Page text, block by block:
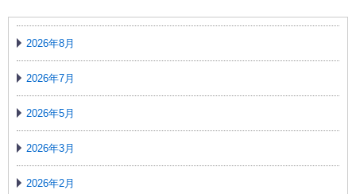
2026年8月
2026年7月
2026年5月
2026年3月
2026年2月